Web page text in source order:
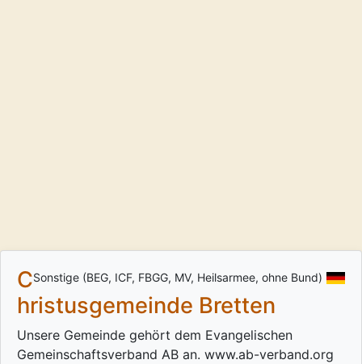
Sonstige (BEG, ICF, FBGG, MV, Heilsarmee, ohne Bund)
C
hristusgemeinde Bretten
Unsere Gemeinde gehört dem Evangelischen
Gemeinschaftsverband AB an. www.ab-verband.org